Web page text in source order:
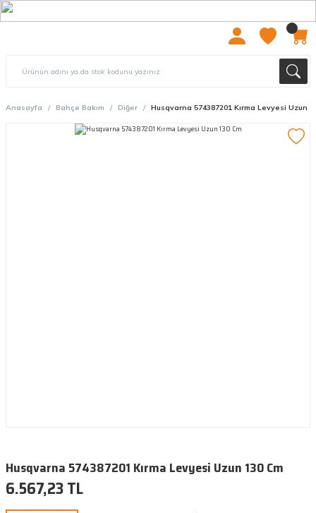
Anasayfa Bahçe Bakım Diğer Husqvarna 574387201 Kırma Levyesi Uzun
Husqvarna 574387201 Kırma Levyesi Uzun 130 Cm
6.567,23 TL